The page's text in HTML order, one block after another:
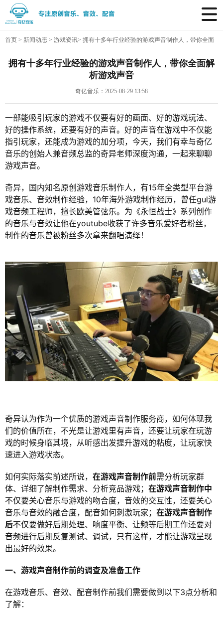
首页 > 新闻动态 > 游戏资讯> 拥有十多年行业经验的游戏声音制作人，带你全面
解析游戏声音
拥有十多年行业经验的游戏声音制作人，带你全面解
析游戏声音
奇亿音乐：2025-08-29 13:58
一部能吸引玩家的游戏不仅要有好的画面、好的游戏玩法、
好的操作系统，还要有好的声音。好的声音在游戏中不仅能
指引玩家，还能成为游戏的加分项，今天，我们有幸与奇亿
音乐的创始人兼音频总监的奇异老师深度沟通，一起来聊聊
游戏声音。
奇异，国内知名原创游戏音乐制作人，有15年全类型平台游
戏音乐、音效制作经验，10年海外游戏制作经历，曾任gul游
戏音频工程师，擅长欧美管弦乐。为《永恒战士》系列创作
的音乐与音效让他在youtube收获了许多音乐爱好者粉丝，
制作的音乐曾被粉丝多次拿来翻唱演绎！
奇异认为作为一个优质的游戏声音制作服务商，如何体现我
们的价值所在，不光是让游戏里有声音，还要让玩家在玩游
戏的时候身临其境，从听感出发提升游戏的粘度，让玩家快
速进入游戏状态。
如何实际落实前述所说， 在游戏声音制作前需分析玩家群
体、详细了解制作需求、分析竞品游戏； 在游戏声音制作中
不仅要关心音乐与游戏的吻合度，音效的交互性，还要关心
音乐与音效的融合度，配音如何刺激玩家； 在游戏声音制作
后不仅要做好后期处理、响度平衡、让频等后期工作还要对
音频进行后期反复测试、调试，只有这样，才能让游戏呈现
出最好的效果。
一、游戏声音制作前的调查及准备工作
在游戏音乐、音效、配音制作前我们需要做到以下3点分析和
了解：